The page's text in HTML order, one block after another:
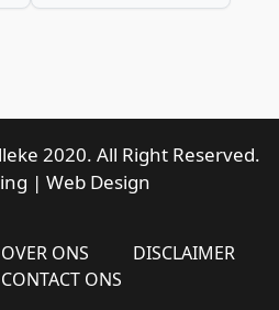
2020. All Right Reserved.
| Web Design
OVER ONS
DISCLAIMER
CONTACT ONS